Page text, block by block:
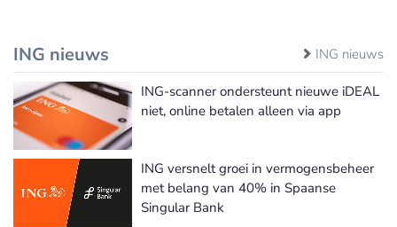
ING nieuws ING nieuws
ING-scanner ondersteunt nieuwe iDEAL
niet, online betalen alleen via app
ING versnelt groei in vermogensbeheer
met belang van 40% in Spaanse
Singular Bank